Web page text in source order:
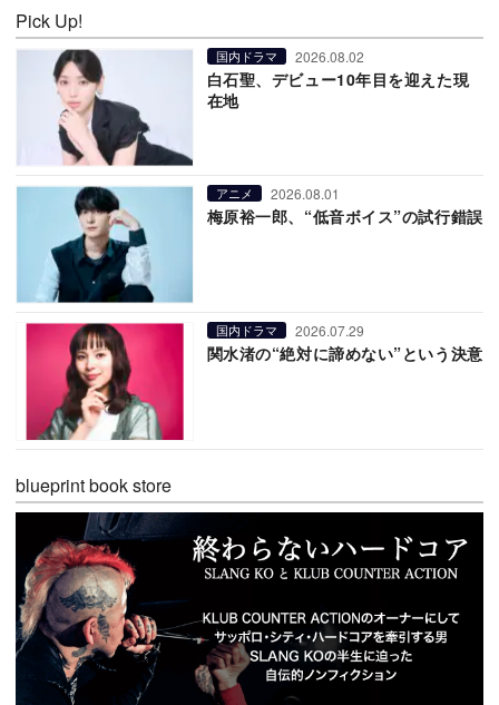
Pick Up!
国内ドラマ 2026.08.02
白石聖、デビュー10年目を迎えた現
在地
アニメ 2026.08.01
梅原裕一郎、“低音ボイス”の試行錯誤
国内ドラマ 2026.07.29
関水渚の“絶対に諦めない”という決意
blueprint book store